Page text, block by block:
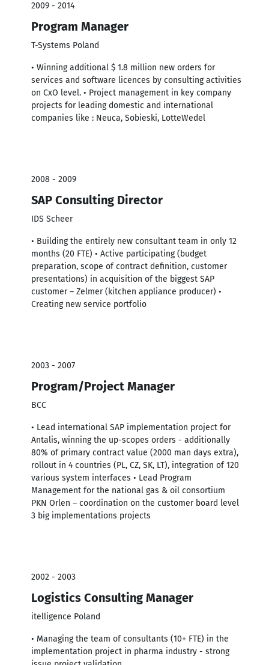
2009 - 2014
Program Manager
T-Systems Poland
• Winning additional $ 1.8 million new orders for
services and software licences by consulting activities
on CxO level. • Project management in key company
projects for leading domestic and international
companies like : Neuca, Sobieski, LotteWedel
2008 - 2009
SAP Consulting Director
IDS Scheer
• Building the entirely new consultant team in only 12
months (20 FTE) • Active participating (budget
preparation, scope of contract definition, customer
presentations) in acquisition of the biggest SAP
customer – Zelmer (kitchen appliance producer) •
Creating new service portfolio
2003 - 2007
Program/Project Manager
BCC
• Lead international SAP implementation project for
Antalis, winning the up-scopes orders - additionally
80% of primary contract value (2000 man days extra),
rollout in 4 countries (PL, CZ, SK, LT), integration of 120
various system interfaces • Lead Program
Management for the national gas & oil consortium
PKN Orlen – coordination on the customer board level
3 big implementations projects
2002 - 2003
Logistics Consulting Manager
itelligence Poland
• Managing the team of consultants (10+ FTE) in the
implementation project in pharma industry - strong